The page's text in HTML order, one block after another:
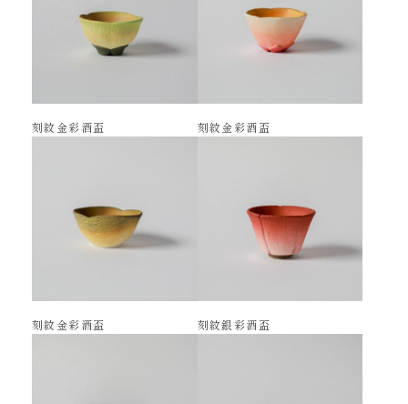
刻紋金彩酒盃 刻紋金彩酒盃
刻紋金彩酒盃 刻紋銀彩酒盃